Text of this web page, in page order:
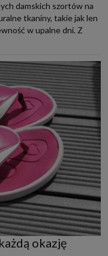
damskich szortów na
tkaniny, takie jak len
w upalne dni. Z
okazję